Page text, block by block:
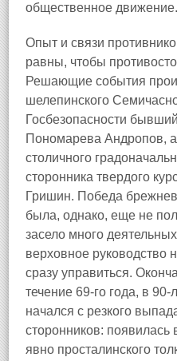
общественное движение.
Опыт и связи
равны, чтобы
Решающие события
шелепинского
Госбезопасности
Пономарева Андропов,
столичного
сторонника твердого
Гришин. Победа
была, однако, еще не
засело много
верховное руководство
сразу управиться.
течение 69‑го года, в
начался с резкого
сторонников: появилась
явно просталинского